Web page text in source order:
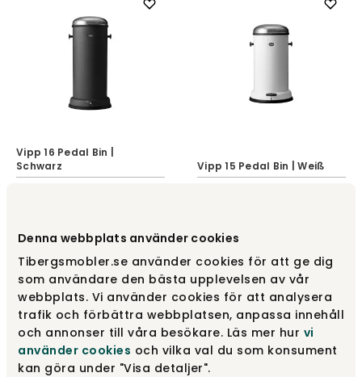
Denna webbplats använder cookies
Tibergsmobler.se använder cookies för att ge dig
som användare den bästa upplevelsen av vår
webbplats. Vi använder cookies för att analysera
trafik och förbättra webbplatsen, anpassa innehåll
och annonser till våra besökare. Läs mer hur vi
använder cookies och vilka val du som konsument
kan göra under "Visa detaljer".
Vipp 16 Pedal Bin |
Schwarz
Vipp 15 Pedal Bin | Weiß